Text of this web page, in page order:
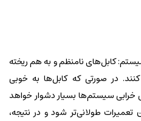
کابل‌های نامنظم و به هم ریخته
در صورتی که کابل‌ها به خوبی
سیستم‌ها بسیار دشوار خواهد
طولانی‌تر شود و در نتیجه،